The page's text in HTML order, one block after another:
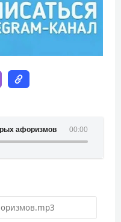
00:00
афоризмов